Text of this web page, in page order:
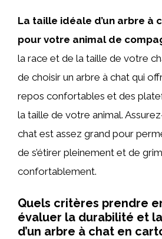
La taille idéale d’un arbre à
pour votre animal de
la race et de la taille de votre
de choisir un arbre à chat qui
repos confortables et des
la taille de votre animal.
chat est assez grand pour
de s’étirer pleinement et de
confortablement.
Quels critères prendre
évaluer la durabilité et
d’un arbre à chat en